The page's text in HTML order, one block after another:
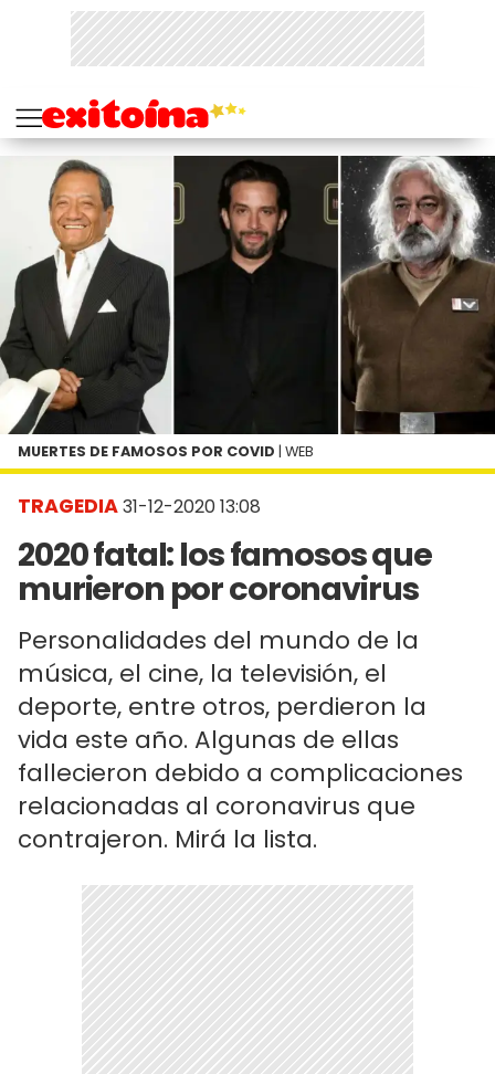
TRAGEDIA31-12-2020 13:08
2020 fatal: los famosos que
murieron por coronavirus
Personalidades del mundo de la
música, el cine, la televisión, el
deporte, entre otros, perdieron la
vida este año. Algunas de ellas
fallecieron debido a complicaciones
relacionadas al coronavirus que
contrajeron. Mirá la lista.
MUERTES DE FAMOSOS POR COVID | WEB